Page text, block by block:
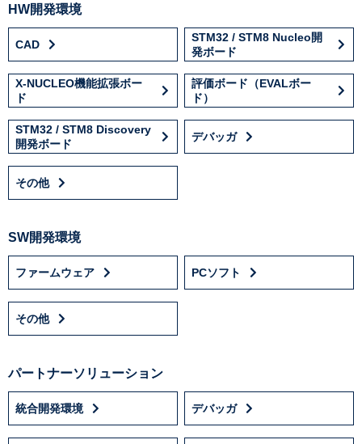
HW開発環境
CAD
STM32 / STM8 Nucleo開
発ボード
X-NUCLEO機能拡張ボー
ド
評価ボード（EVALボー
ド）
STM32 / STM8 Discovery
開発ボード
デバッガ
その他
SW開発環境
ファームウェア PCソフト
その他
パートナーソリューション
統合開発環境 デバッガ